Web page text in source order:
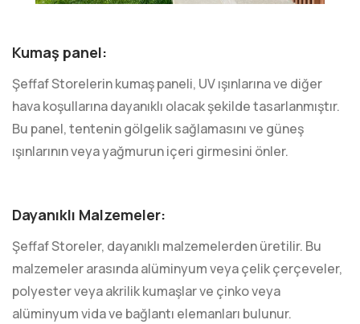
Kumaş panel:
Şeffaf Storelerin kumaş paneli, UV ışınlarına ve diğer
hava koşullarına dayanıklı olacak şekilde tasarlanmıştır.
Bu panel, tentenin gölgelik sağlamasını ve güneş
ışınlarının veya yağmurun içeri girmesini önler.
Dayanıklı Malzemeler:
Şeffaf Storeler, dayanıklı malzemelerden üretilir. Bu
malzemeler arasında alüminyum veya çelik çerçeveler,
polyester veya akrilik kumaşlar ve çinko veya
alüminyum vida ve bağlantı elemanları bulunur.